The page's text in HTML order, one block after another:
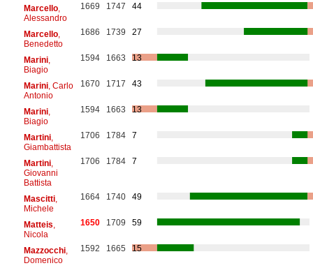
Marcello,
Alessandro
1669 1747 44
Marcello,
Benedetto
1686 1739 27
Marini,
Biagio
1594 1663 13
Marini, Carlo
Antonio
1670 1717 43
Marini,
Biagio
1594 1663 13
Martini,
Giambattista
1706 1784 7
Martini,
Giovanni
Battista
1706 1784 7
Mascitti,
Michele
1664 1740 49
Matteis
Nicola
1650 1709 59
Mazzocchi,
Domenico
1592 1665 15